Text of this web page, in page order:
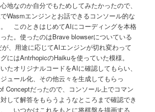
地なのか自分でもためしてみたかったので、
Wasmエンジンとお話できるコンソール的な
このときはじめてAIにコーディングを本格
た。使ったのはBrave blowserについている
、用途に応じてAIエンジンが切れ変わって
にはAntrhopicのHaikuを使っていた模様。
たオリジナルコードをAIに確認してもらい、
ュール化、その他云々を生成してもらっ
だったので、コンソール上でコマン
して解答をもらうようなところまで確認でき
いつかはこれをもとに将棋盤を描画する